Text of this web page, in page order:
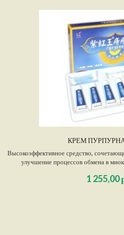
КРЕМ
Высокоэффективное средство,
улучшение процессов обмена в
противостоять гипоксии
основных свойств реологии крови,
1 255,00